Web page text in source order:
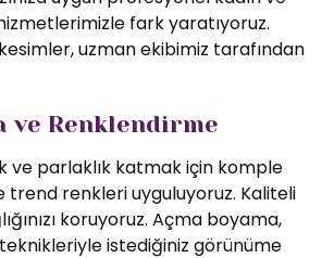
fark yaratıyoruz.
uzman ekibimiz tarafından
ve Renklendirme
ve parlaklık katmak için komple
trend renkleri uyguluyoruz. Kaliteli
koruyoruz. Açma boyama,
istediğiniz görünüme